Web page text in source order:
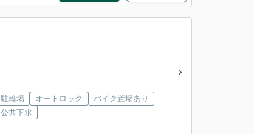
駐輪場 オートロック
バイク置場あり
公共下水